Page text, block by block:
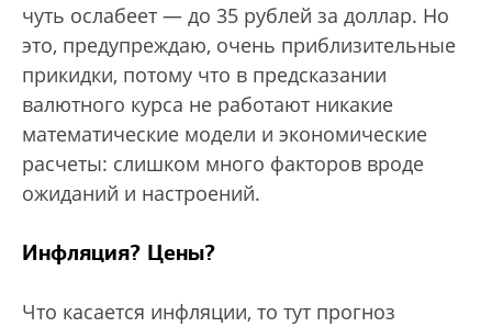
чуть ослабеет — до 35 рублей за доллар. Но
это, предупреждаю, очень приблизительные
прикидки, потому что в предсказании
валютного курса не работают никакие
математические модели и экономические
расчеты: слишком много факторов вроде
ожиданий и настроений.
Инфляция? Цены?
Что касается инфляции, то тут прогноз